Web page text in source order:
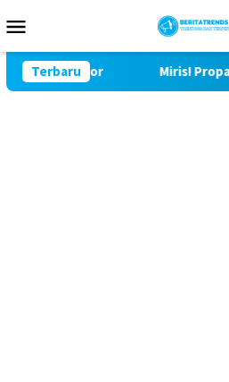
ke
Mobile
Terbaru
Bulu Lor Miris! Propam